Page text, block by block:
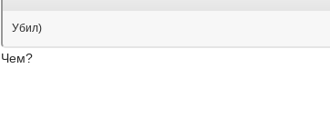
Убил)
Чем?